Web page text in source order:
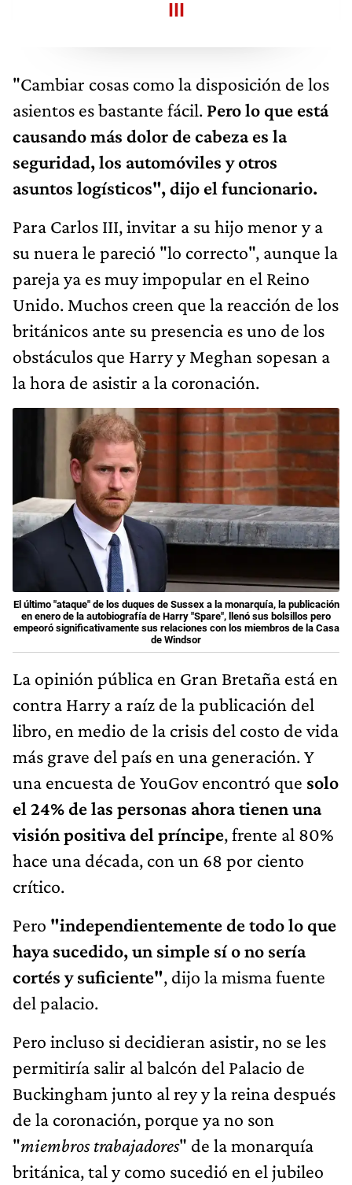
III
"Cambiar cosas como la disposición de los
asientos es bastante fácil. Pero lo que está
causando más dolor de cabeza es la
seguridad, los automóviles y otros
asuntos logísticos", dijo el funcionario.
Para Carlos III, invitar a su hijo menor y a
su nuera le pareció "lo correcto", aunque la
pareja ya es muy impopular en el Reino
Unido. Muchos creen que la reacción de los
británicos ante su presencia es uno de los
obstáculos que Harry y Meghan sopesan a
la hora de asistir a la coronación.
El último "ataque" de los duques de Sussex a la monarquía, la publicación
en enero de la autobiografía de Harry "Spare", llenó sus bolsillos pero
empeoró significativamente sus relaciones con los miembros de la Casa
de Windsor
La opinión pública en Gran Bretaña está en
contra Harry a raíz de la publicación del
libro, en medio de la crisis del costo de vida
más grave del país en una generación. Y
una encuesta de YouGov encontró que solo
el 24% de las personas ahora tienen una
visión positiva del príncipe, frente al 80%
hace una década, con un 68 por ciento
crítico.
Pero "independientemente de todo lo que
haya sucedido, un simple sí o no sería
cortés y suficiente", dijo la misma fuente
del palacio.
Pero incluso si decidieran asistir, no se les
permitiría salir al balcón del Palacio de
Buckingham junto al rey y la reina después
de la coronación, porque ya no son
"miembros trabajadores" de la monarquía
británica, tal y como sucedió en el jubileo